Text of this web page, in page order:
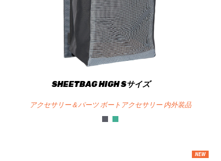
SHEETBAG HIGH Sサイズ
アクセサリー＆パーツ ボートアクセサリー 内外装品
NEW